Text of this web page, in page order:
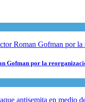
Gofman por la